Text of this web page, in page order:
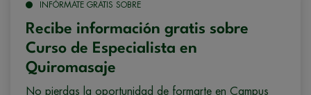
INFÓRMATE GRATIS SOBRE
Recibe información gratis sobre
Curso de Especialista en
Quiromasaje
No pierdas la oportunidad de formarte en Campus